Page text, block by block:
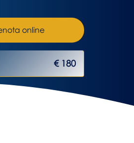
online
€ 180